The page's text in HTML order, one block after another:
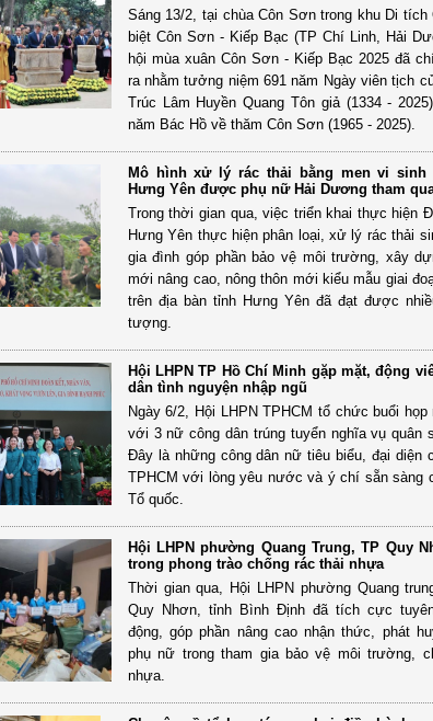
Sáng 13/2, tại chùa Côn Sơn trong khu Di tích
biệt Côn Sơn - Kiếp Bạc (TP Chí Linh, Hải
hội mùa xuân Côn Sơn - Kiếp Bạc 2025 đã
ra nhằm tưởng niệm 691 năm Ngày viên tịch
Trúc Lâm Huyền Quang Tôn giả (1334 -
năm Bác Hồ về thăm Côn Sơn (1965 - 2025).
Mô hình xử lý rác thải bằng men vi sinh
Hưng Yên được phụ nữ Hải Dương tham
Trong thời gian qua, việc triển khai thực hiện
Hưng Yên thực hiện phân loại, xử lý rác thải
gia đình góp phần bảo vệ môi trường, xây
mới nâng cao, nông thôn mới kiểu mẫu giai
trên địa bàn tỉnh Hưng Yên đã đạt được
tượng.
Hội LHPN TP Hồ Chí Minh gặp mặt, động
dân tình nguyện nhập ngũ
Ngày 6/2, Hội LHPN TPHCM tổ chức buổi
với 3 nữ công dân trúng tuyển nghĩa vụ quân
Đây là những công dân nữ tiêu biểu, đại diện
TPHCM với lòng yêu nước và ý chí sẵn sàng
Tổ quốc.
Hội LHPN phường Quang Trung, TP Quy
trong phong trào chống rác thải nhựa
Thời gian qua, Hội LHPN phường Quang
Quy Nhơn, tỉnh Bình Định đã tích cực
động, góp phần nâng cao nhận thức, phát
phụ nữ trong tham gia bảo vệ môi trường,
nhựa.